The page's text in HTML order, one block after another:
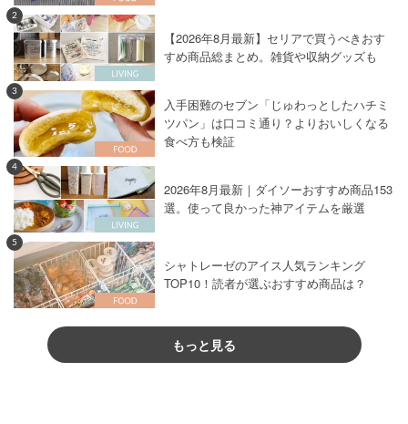
2
【2026年8月最新】セリアで買うべきおす
すめ商品総まとめ。雑貨や収納グッズも
3
入手困難のセブン「じゅわっとしたハチミ
ツパン」は口コミ通り？よりおいしくなる
食べ方も検証
4
2026年8月最新｜ダイソーおすすめ商品153
選。使って良かった神アイテムを厳選
5
シャトレーゼのアイス人気ランキング
TOP10！読者が選ぶおすすめ商品は？
もっと見る